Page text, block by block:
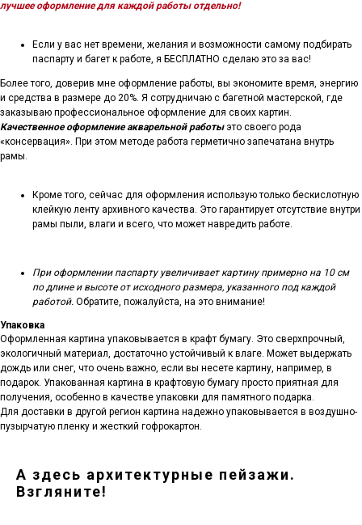
лучшее оформление для каждой работы отдельно!
Если у вас нет времени, желания и возможности самому подбирать
паспарту и багет к работе, я БЕСПЛАТНО сделаю это за вас!
Более того, доверив мне оформление работы, вы экономите время, энергию
и средства в размере до 20%. Я сотрудничаю с багетной мастерской, где
заказываю профессиональное оформление для своих картин.
Качественное оформление акварельной работы это своего рода
«консервация». При этом методе работа герметично запечатана внутрь
рамы.
Кроме того, сейчас для оформления использую только бескислотную
клейкую ленту архивного качества. Это гарантирует отсутствие внутри
рамы пыли, влаги и всего, что может навредить работе.
При оформлении паспарту увеличивает картину примерно на 10 см
по длине и высоте от исходного размера, указанного под каждой
работой. Обратите, пожалуйста, на это внимание!
Упаковка
Оформленная картина упаковывается в крафт бумагу. Это сверхпрочный,
экологичный материал, достаточно устойчивый к влаге. Может выдержать
дождь или снег, что очень важно, если вы несете картину, например, в
подарок. Упакованная картина в крафтовую бумагу просто приятная для
получения, особенно в качестве упаковки для памятного подарка.
Для доставки в другой регион картина надежно упаковывается в воздушно-
пузырчатую пленку и жесткий гофрокартон.
А здесь архитектурные пейзажи.
Взгляните!